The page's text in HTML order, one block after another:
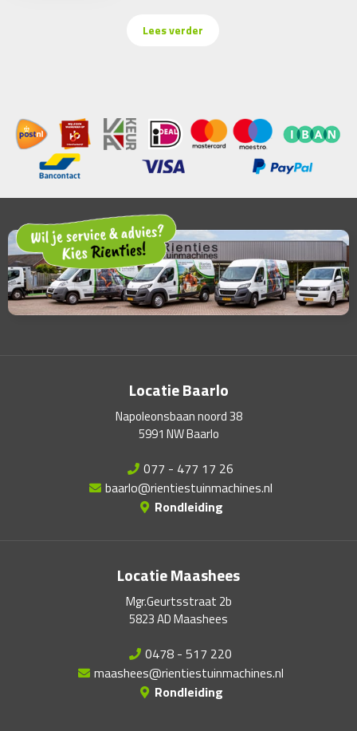
Lees verder
Locatie Baarlo
Napoleonsbaan noord 38
5991 NW Baarlo
077 - 477 17 26
baarlo@rientiestuinmachines.nl
Rondleiding
Locatie Maashees
Mgr.Geurtsstraat 2b
5823 AD Maashees
0478 - 517 220
maashees@rientiestuinmachines.nl
Rondleiding